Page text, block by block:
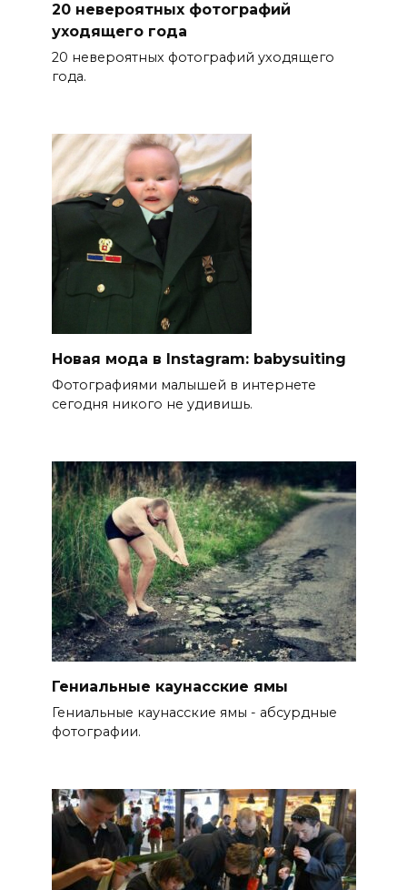
20 невероятных фотографий
уходящего года
20 невероятных фотографий уходящего
года.
Новая мода в Instagram: babysuiting
Фотографиями малышей в интернете
сегодня никого не удивишь.
Гениальные каунасские ямы
Гениальные каунасские ямы - абсурдные
фотографии.